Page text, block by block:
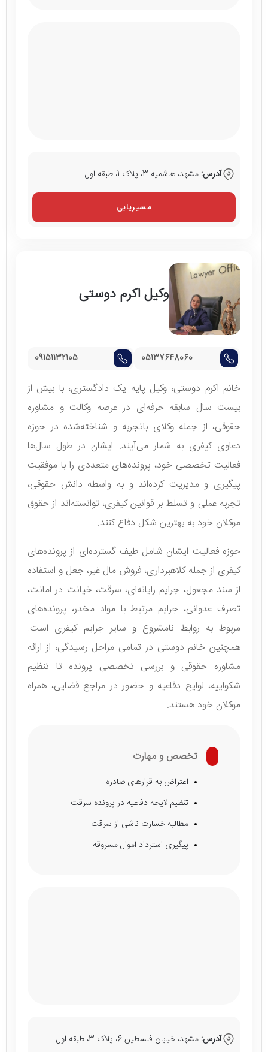
آدرس: مشهد، هاشمیه 3، پلاک 1، طبقه اول
مسیریابی
وکیل اکرم دوستی
05137648060
09151132105
خانم اکرم دوستی، وکیل پایه یک دادگستری، با بیش از
بیست سال سابقه حرفه‌ای در عرصه وکالت و مشاوره
حقوقی، از جمله وکلای باتجربه و شناخته‌شده در حوزه
دعاوی کیفری به شمار می‌آیند. ایشان در طول سال‌ها
فعالیت تخصصی خود، پرونده‌های متعددی را با موفقیت
پیگیری و مدیریت کرده‌اند و به واسطه دانش حقوقی،
تجربه عملی و تسلط بر قوانین کیفری، توانسته‌اند از حقوق
موکلان خود به بهترین شکل دفاع کنند.
حوزه فعالیت ایشان شامل طیف گسترده‌ای از پرونده‌های
کیفری از جمله کلاهبرداری، فروش مال غیر، جعل و استفاده
از سند مجعول، جرایم رایانه‌ای، سرقت، خیانت در امانت،
تصرف عدوانی، جرایم مرتبط با مواد مخدر، پرونده‌های
مربوط به روابط نامشروع و سایر جرایم کیفری است.
همچنین خانم دوستی در تمامی مراحل رسیدگی، از ارائه
مشاوره حقوقی و بررسی تخصصی پرونده تا تنظیم
شکواییه، لوایح دفاعیه و حضور در مراجع قضایی، همراه
موکلان خود هستند.
تخصص و مهارت
اعتراض به قرارهای صادره
تنظیم لایحه دفاعیه در پرونده سرقت
مطالبه خسارت ناشی از سرقت
پیگیری استرداد اموال مسروقه
آدرس: مشهد، خیابان فلسطین 6، پلاک 3، طبقه اول